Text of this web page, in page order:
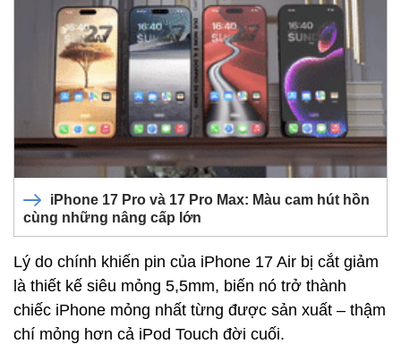
iPhone 17 Pro và 17 Pro Max: Màu cam hút hồn
cùng những nâng cấp lớn
Lý do chính khiến pin của iPhone 17 Air bị cắt giảm
là thiết kế siêu mỏng 5,5mm, biến nó trở thành
chiếc iPhone mỏng nhất từng được sản xuất – thậm
chí mỏng hơn cả iPod Touch đời cuối.